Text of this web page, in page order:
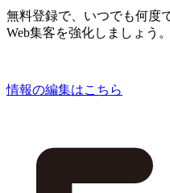
無料登録で、いつでも何度
Web集客を強化しましょう。
情報の編集はこちら